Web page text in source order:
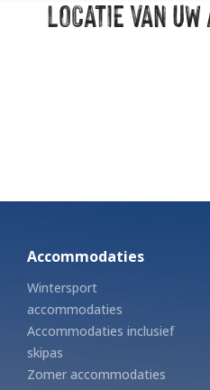
LOCATIEVAN UW
Accommodaties
Wintersport
accommodaties
Accommodaties inclusief
skipas
Zomer accommodaties